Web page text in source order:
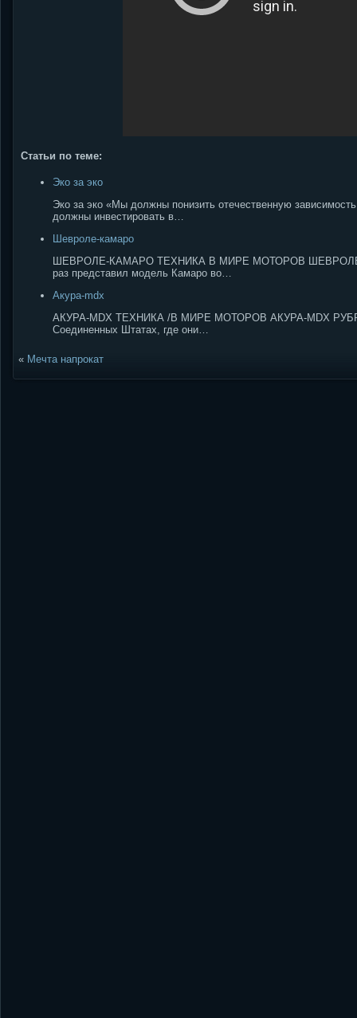
Статьи по теме:
Эко за эко
Эко за эко «Мы должны понизить отечественную
должны инвестировать в…
Шевроле-камаро
ШЕВРОЛЕ-КАМАРО ТЕХНИКА В МИРЕ МОТОРОВ ШЕВРОЛЕ-
раз представил модель Камаро во…
Акура-mdx
АКУРА-MDX ТЕХНИКА /В МИРЕ МОТОРОВ АКУРА-MDX
Соединенных Штатах, где они…
« Мечта напрокат